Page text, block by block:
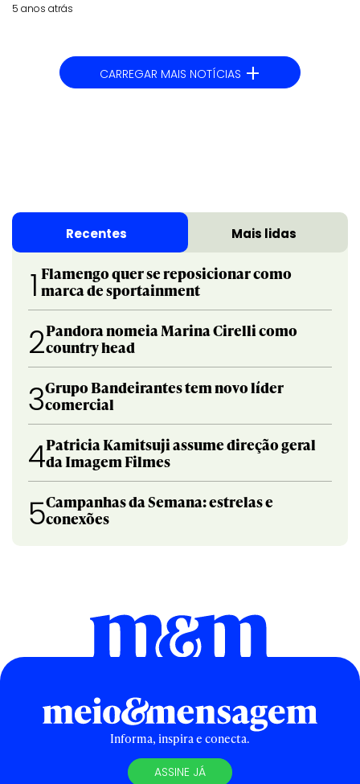
5 anos atrás
CARREGAR MAIS NOTÍCIAS +
Recentes Mais lidas
1 Flamengo quer se reposicionar como
marca de sportainment
2Pandora nomeia Marina Cirelli como
country head
3Grupo Bandeirantes tem novo líder
comercial
4Patricia Kamitsuji assume direção geral
da Imagem Filmes
5Campanhas da Semana: estrelas e
conexões
Informa, inspira e conecta.
ASSINE JÁ